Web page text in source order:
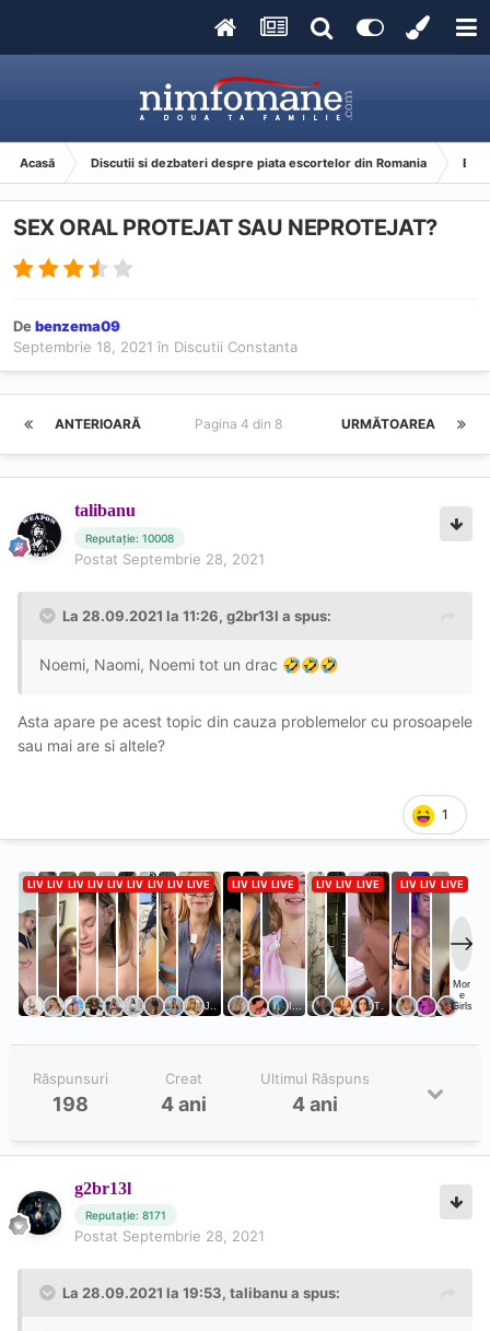
Acasă Discutii si dezbateri despre piata escortelor din Romania
SEX ORAL PROTEJAT SAU NEPROTEJAT?
Debenzema09
Septembrie 18, 2021 în Discutii Constanta
ANTERIOARĂ URMĂTOAREA
Pagina 4 din 8
talibanu
Reputație: 10008
Postat Septembrie 28, 2021
La 28.09.2021 la 11:26, g2br13l a spus:
Noemi, Naomi, Noemi tot un drac 🤣🤣🤣
Asta apare pe acest topic din cauza problemelor cu prosoapele
sau mai are si altele?
1
Răspunsuri
198
Creat
4 ani
Ultimul Răspuns
4 ani
g2br13l
Reputație: 8171
Postat Septembrie 28, 2021
La 28.09.2021 la 19:53, talibanua spus: